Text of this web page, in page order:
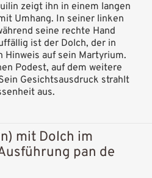
zeigt ihn in einem langen
Umhang. In seiner linken
seine rechte Hand
ist der Dolch, der in
Hinweis auf sein Martyrium.
Podest, auf dem weitere
Gesichtsausdruck strahlt
aus.
mit Dolch im
pan de